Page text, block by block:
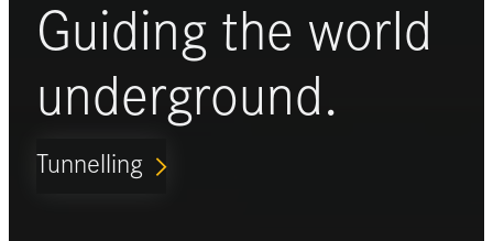
Guiding the world
underground.
Tunnelling ARROW_FORWARD_IOS